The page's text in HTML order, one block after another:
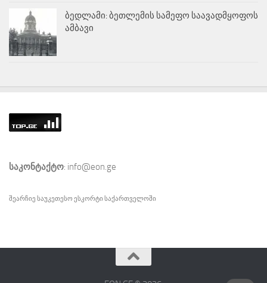
ბედლამი: ბეთლემის სამეფო საავადმყოფოს
ამბავი
საკონტაქტო: info@eon.ge
შეარჩიე საუკეთესო ესკორტი საქართველოში